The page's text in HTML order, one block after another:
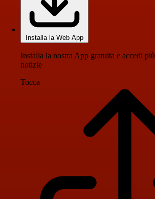
Installa la Web App
Installa la nostra App gratuita e accedi
notizie
Tocca